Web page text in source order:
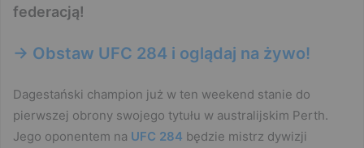
federacją!
-> Obstaw UFC 284 i oglądaj na żywo!
Dagestański champion już w ten weekend stanie do
pierwszej obrony swojego tytułu w australijskim Perth.
Jego oponentem na UFC 284 będzie mistrz dywizji